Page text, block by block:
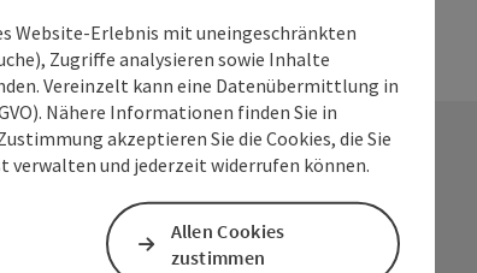
Website-Erlebnis mit uneingeschränkten
Zugriffe analysieren sowie Inhalte
Vereinzelt kann eine Datenübermittlung in
Nähere Informationen finden Sie in
akzeptieren Sie die Cookies, die Sie
und jederzeit widerrufen können.
Allen Cookies
zustimmen